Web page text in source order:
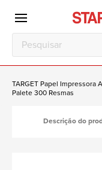
TARGET Papel Impressora
Palete 300 Resmas
Descrição do